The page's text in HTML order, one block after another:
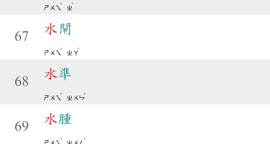
ㄕㄨㄟ
ˇ
ㄓ
ˋ
67
水閘
ㄕㄨㄟ
ˇ
ㄓㄚ
ˊ
68
水準
ㄕㄨㄟ
ˇ
ㄓㄨㄣ
ˇ
69
水腫
ˇ ˇ